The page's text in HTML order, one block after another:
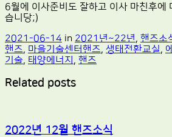
6월에 이사준비도 잘하고 이사 마친후에
습니당;)
2021-06-14 in 2021년~22년, 핸즈소
핸즈, 마을기술센터핸즈, 생태전환교실,
기술, 태양에너지 , 핸즈
Related posts
2022년 12월 핸즈소식